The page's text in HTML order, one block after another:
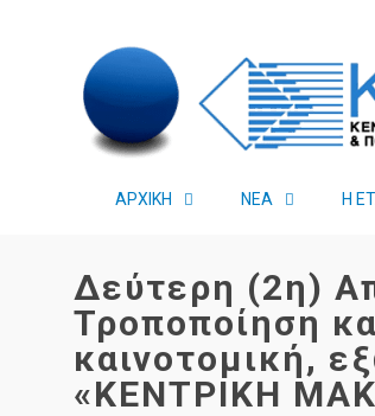
ΑΡΧΙΚΗ ΝΕΑ Η
Δεύτερη (2η)
Τροποποίηση
καινοτομική,
«ΚΕΝΤΡΙΚΗ